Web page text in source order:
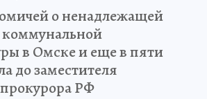
о ненадлежащей
коммунальной
в Омске и еще в пяти
до заместителя
РФ